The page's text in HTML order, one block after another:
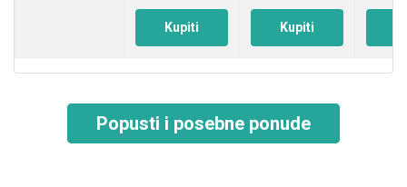
Kupiti Kupiti
Popusti i posebne ponude